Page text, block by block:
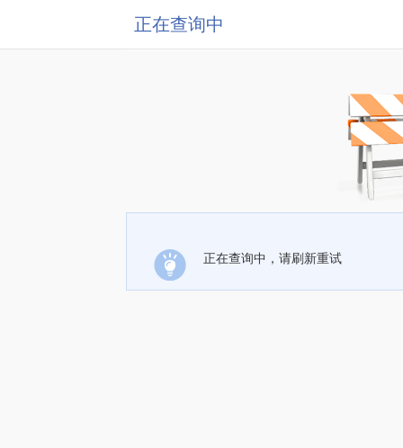
正在查询中
正在查询中，请刷新重试